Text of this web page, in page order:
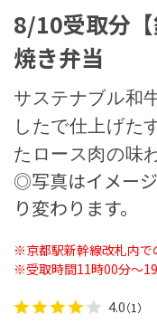
8/10受取分
焼き弁当
サステナブル和
したで仕上げた
たロース肉の味
◎写真はイメー
り変わります。
※京都駅新幹線改札内で
※受取時間11時00分～
4.0（1）